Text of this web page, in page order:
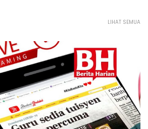
LIHAT SEMUA